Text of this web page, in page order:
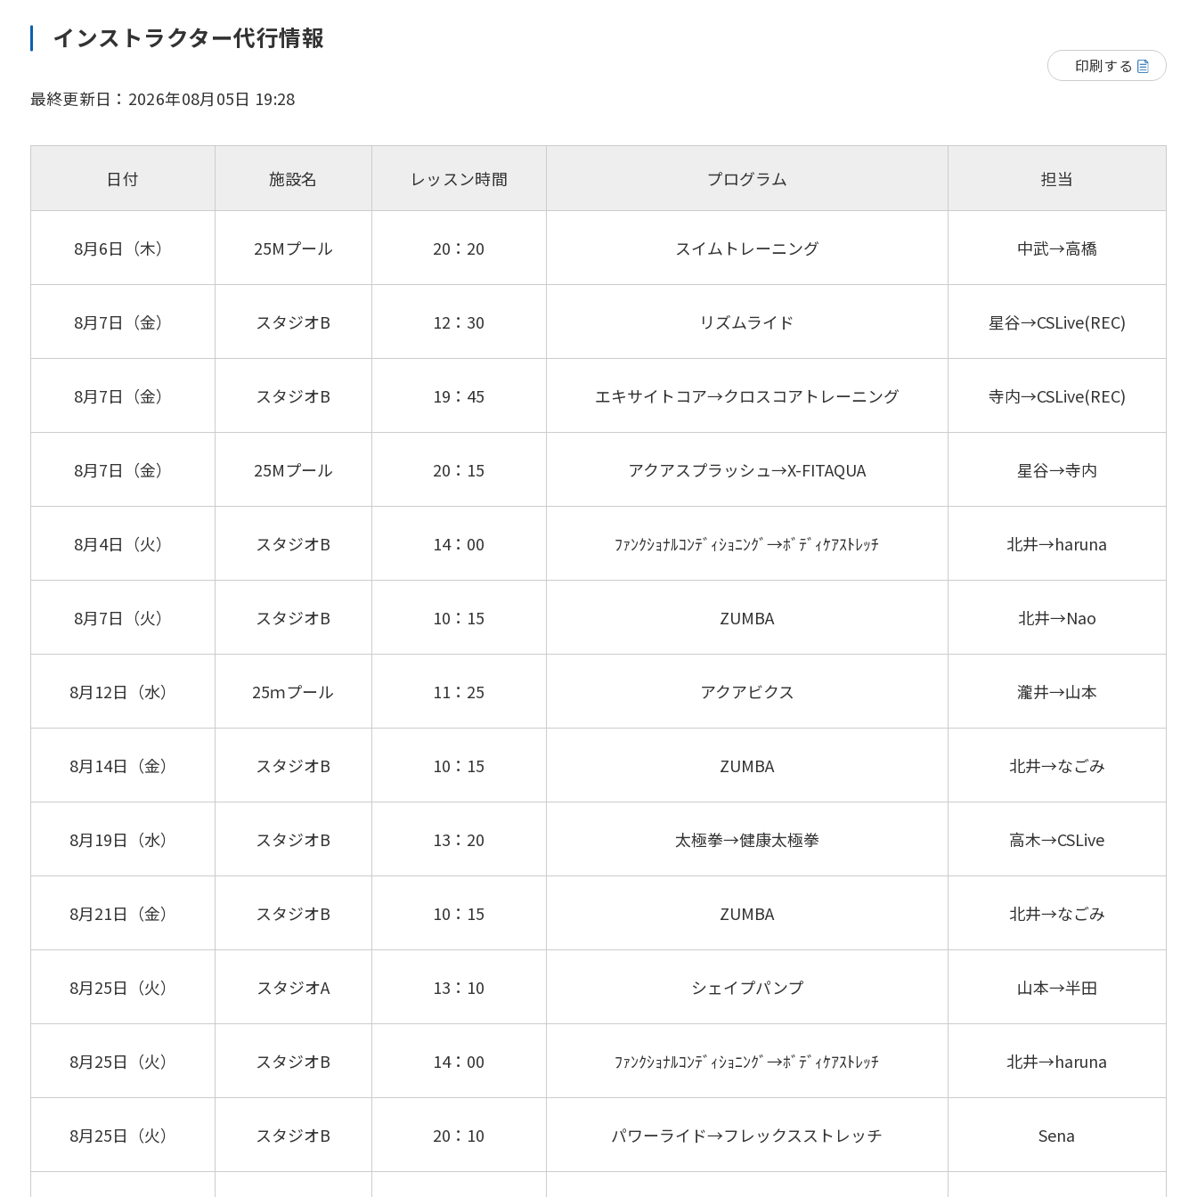
インストラクター代行情報
最終更新日：2026年08月05日 19:28
印刷する
日付 施設名 レッスン時間 プログラム 担当
8月6日（木） 25Mプール 20：20 スイムトレーニング 中武→高橋
8月7日（金） スタジオB 12：30 リズムライド 星谷→CSLive(REC)
8月7日（金） スタジオB 19：45 エキサイトコア→クロスコアトレーニング 寺内→CSLive(REC)
8月7日（金） 25Mプール 20：15 アクアスプラッシュ→X-FITAQUA 星谷→寺内
8月4日（火） スタジオB 14：00 ﾌｧﾝｸｼｮﾅﾙｺﾝﾃﾞｨｼｮﾆﾝｸﾞ→ﾎﾞﾃﾞｨｹｱｽﾄﾚｯﾁ 北井→haruna
8月7日（火） スタジオB 10：15 ZUMBA 北井→Nao
8月12日（水） 25ｍプール 11：25 アクアビクス 瀧井→山本
8月14日（金） スタジオB 10：15 ZUMBA 北井→なごみ
8月19日（水） スタジオB 13：20 太極拳→健康太極拳 高木→CSLive
8月21日（金） スタジオB 10：15 ZUMBA 北井→なごみ
8月25日（火） スタジオA 13：10 シェイプパンプ 山本→半田
8月25日（火） スタジオB 14：00 ﾌｧﾝｸｼｮﾅﾙｺﾝﾃﾞｨｼｮﾆﾝｸﾞ→ﾎﾞﾃﾞｨｹｱｽﾄﾚｯﾁ 北井→haruna
8月25日（火） スタジオB 20：10 パワーライド→フレックスストレッチ Sena